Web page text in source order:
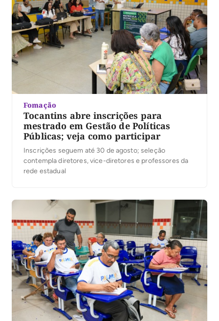
Fomação
Tocantins abre inscrições para
mestrado em Gestão de Políticas
Públicas; veja como participar
Inscrições seguem até 30 de agosto; seleção
contempla diretores, vice-diretores e professores da
rede estadual